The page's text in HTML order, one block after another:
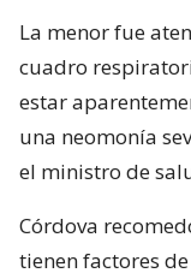
La menor fue
cuadro
estar
una neomonía
el ministro de
Córdova
tienen factores